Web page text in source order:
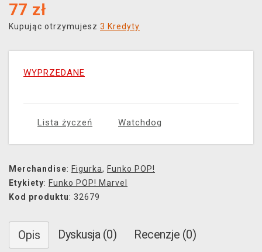
77 zł
Kupując otrzymujesz 3 Kredyty
WYPRZEDANE
Lista życzeń Watchdog
Merchandise: Figurka, Funko POP!
Etykiety: Funko POP! Marvel
Kod produktu: 32679
Opis Dyskusja (0) Recenzje (0)